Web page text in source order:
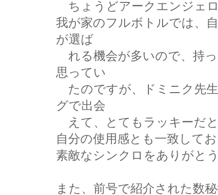
ちょうどアークエンジェ
我が家のフルボトルでは、
が選ば
れる機会が多いので、持
思ってい
たのですが、ドミニク先
グで出会
えて、とてもラッキーだ
自分の使用感とも一致して
素敵なシンクロをありがと
また、前号で紹介された数